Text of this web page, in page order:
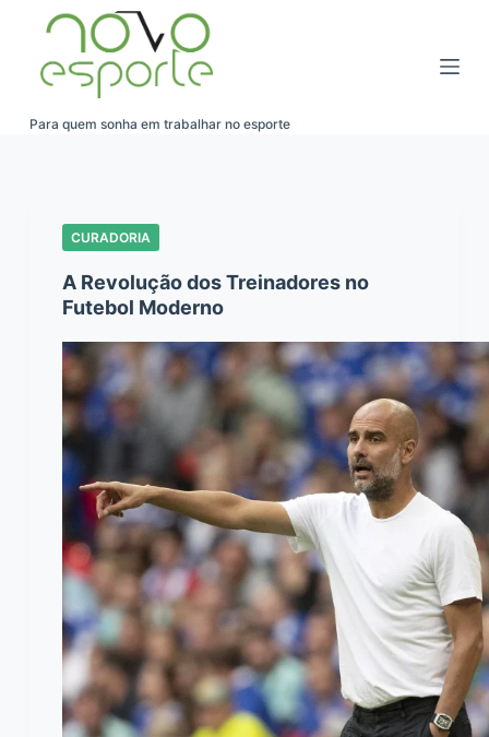
Para quem sonha em trabalhar no esporte
CURADORIA
A Revolução dos Treinadores no
Futebol Moderno